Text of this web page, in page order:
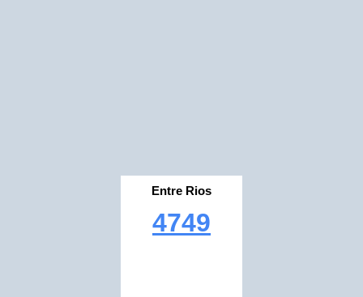
Entre Rios
4749